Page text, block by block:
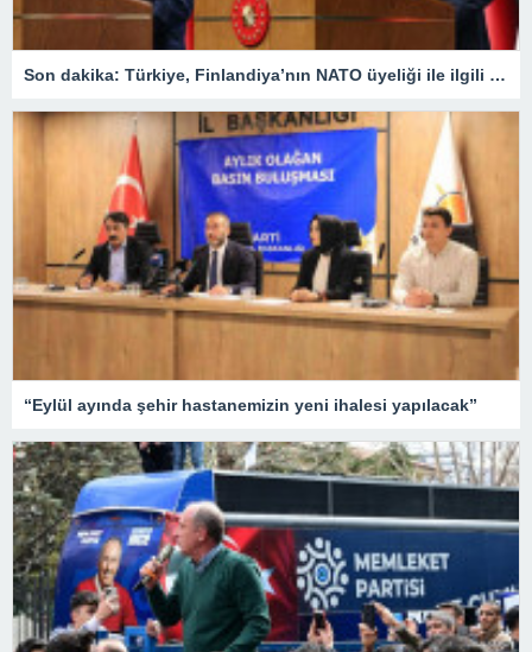
Son dakika: Türkiye, Finlandiya’nın NATO üyeliği ile ilgili ne karar verdi? Cumhurbaşkanı Erdoğan duyurdu: ‘Onay sürecini başlatmaya karar verdik’
“Eylül ayında şehir hastanemizin yeni ihalesi yapılacak”